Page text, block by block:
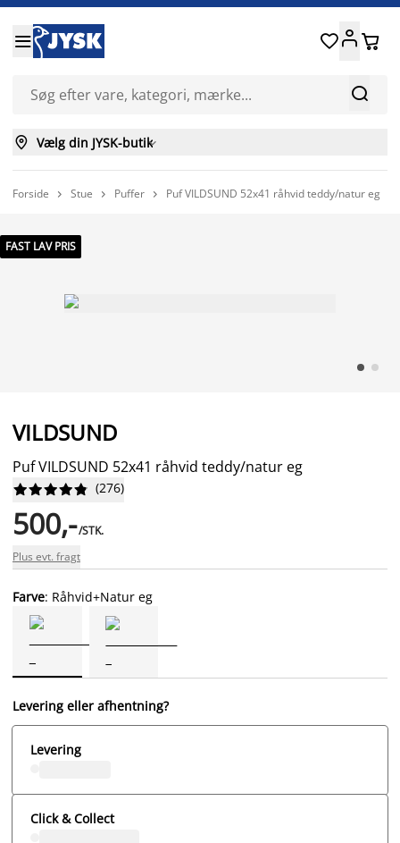


 
 Vælg din JYSK-butik
Forside  Stue  Puffer  Puf VILDSUND 52x41 råhvid teddy/natur eg
FAST LAV PRIS
VILDSUND
Puf VILDSUND 52x41 råhvid teddy/natur eg





 (276)
500,-/STK.
Plus evt. fragt
Farve: Råhvid+Natur eg
Levering eller afhentning?
Levering
Click & Collect